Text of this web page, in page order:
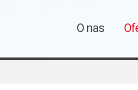
O nas